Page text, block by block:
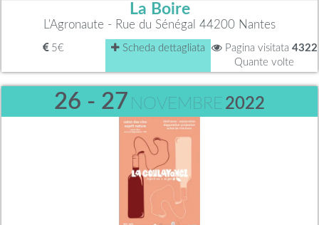
La Boire
L'Agronaute - Rue du Sénégal 44200 Nantes
5€ Scheda dettagliata Pagina visitata 4322
Quante volte
26 - 27 NOVEMBRE 2022